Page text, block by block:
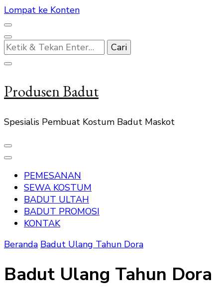
Lompat ke Konten
Mencari
Sesuatu?
Produsen Badut
Spesialis Pembuat Kostum Badut Maskot
PEMESANAN
SEWA KOSTUM
BADUT ULTAH
BADUT PROMOSI
KONTAK
Beranda Badut Ulang Tahun Dora
Badut Ulang Tahun Dora